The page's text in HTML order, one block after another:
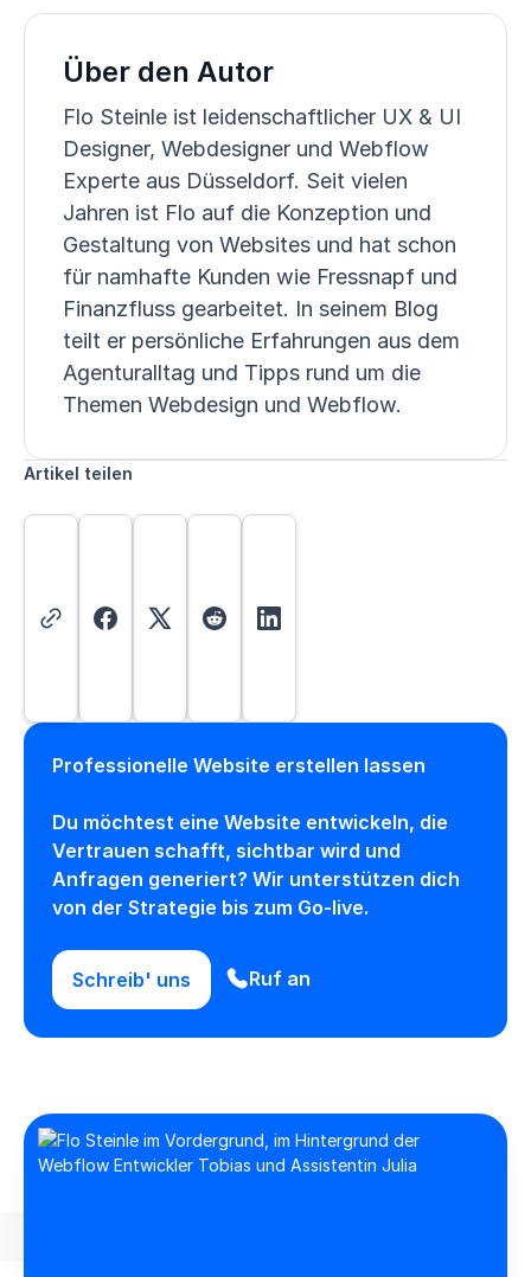
Über den Autor
Flo Steinle ist leidenschaftlicher UX & UI
Designer, Webdesigner und Webflow
Experte aus Düsseldorf. Seit vielen
Jahren ist Flo auf die Konzeption und
Gestaltung von Websites und hat schon
für namhafte Kunden wie Fressnapf und
Finanzfluss gearbeitet. In seinem Blog
teilt er persönliche Erfahrungen aus dem
Agenturalltag und Tipps rund um die
Themen Webdesign und Webflow.
Artikel teilen
Professionelle Website erstellen lassen
Du möchtest eine Website entwickeln, die
Vertrauen schafft, sichtbar wird und
Anfragen generiert? Wir unterstützen dich
von der Strategie bis zum Go-live.
Schreib' uns Ruf an